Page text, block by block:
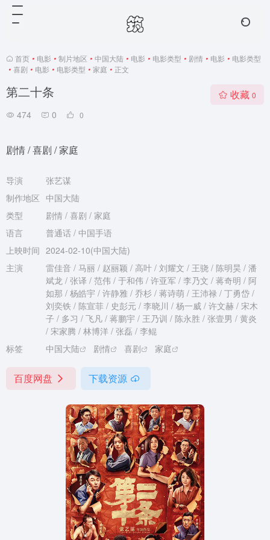
首页 • 电影 • 制片地区 • 中国大陆 • 电影 • 电影类型 • 剧情 • 电影 • 电影类型
• 喜剧 • 电影 • 电影类型 • 家庭 • 正文
第二十条
474 0 0
收藏 0
剧情 / 喜剧 / 家庭
导演
张艺谋
制作地区 中国大陆
类型
剧情 / 喜剧 / 家庭
语言
普通话 / 中国手语
上映时间 2024-02-10(中国大陆)
主演
雷佳音 / 马丽 / 赵丽颖 / 高叶 / 刘耀文 / 王骁 / 陈明昊 / 潘
斌龙 / 张译 / 范伟 / 于和伟 / 许亚军 / 李乃文 / 蒋奇明 / 阿
如那 / 杨皓宇 / 许静雅 / 乔杉 / 蒋诗萌 / 王沛禄 / 丁勇岱 /
刘奕铁 / 陈宣菲 / 史彭元 / 李晓川 / 杨一威 / 许文赫 / 宋木
子 / 多习 / 飞凡 / 蒋鹏宇 / 王乃训 / 陈永胜 / 张壹男 / 黄炎
/ 宋家腾 / 林博洋 / 张磊 / 李鲲
标签
中国大陆 剧情 喜剧 家庭
百度网盘 下载资源